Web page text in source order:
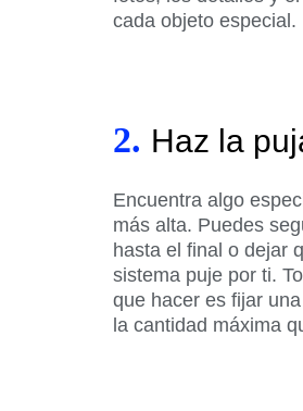
cada objeto especial.
2. Haz la
Encuentra algo
más alta. Puedes
hasta el final o dejar
sistema puje por ti.
que hacer es fijar
la cantidad máxima